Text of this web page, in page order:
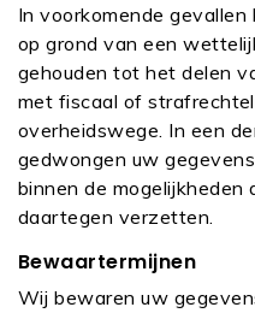
In voorkomende gevallen
op grond van een
gehouden tot het delen
met fiscaal of
overheidswege. In een
gedwongen uw
binnen de
daartegen verzetten.
Bewaartermijnen
Wij bewaren uw